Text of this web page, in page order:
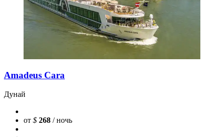
Amadeus Cara
Дунай
от $ 268 / ночь